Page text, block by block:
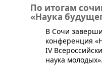
По итогам
«Наука
​В Сочи
конференция
IV
наука